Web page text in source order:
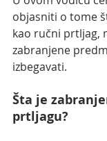
objasniti o tome
kao ručni prtljag,
zabranjene
izbegavati.
Šta je
prtljagu?